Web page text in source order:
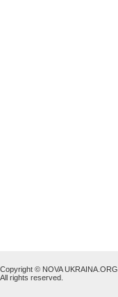
Copyright © NOVA UKRAINA.ORG
All rights reserved.